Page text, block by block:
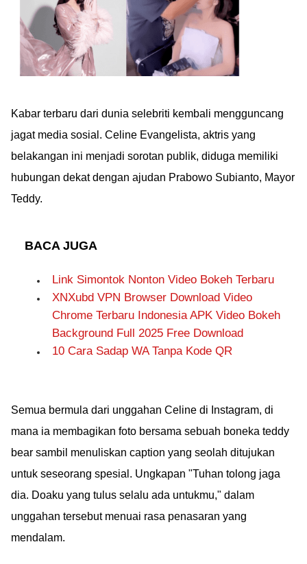
Kabar terbaru dari dunia selebriti kembali mengguncang
jagat media sosial. Celine Evangelista, aktris yang
belakangan ini menjadi sorotan publik, diduga memiliki
hubungan dekat dengan ajudan Prabowo Subianto, Mayor
Teddy.
BACA JUGA
Link Simontok Nonton Video Bokeh Terbaru
XNXubd VPN Browser Download Video
Chrome Terbaru Indonesia APK Video Bokeh
Background Full 2025 Free Download
10 Cara Sadap WA Tanpa Kode QR
Semua bermula dari unggahan Celine di Instagram, di
mana ia membagikan foto bersama sebuah boneka teddy
bear sambil menuliskan caption yang seolah ditujukan
untuk seseorang spesial. Ungkapan "Tuhan tolong jaga
dia. Doaku yang tulus selalu ada untukmu," dalam
unggahan tersebut menuai rasa penasaran yang
mendalam.